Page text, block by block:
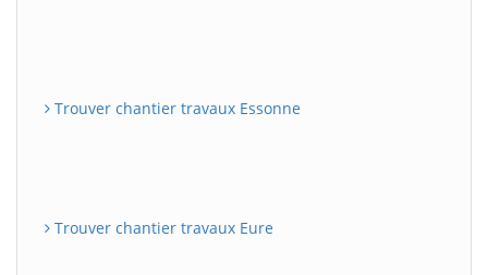
Trouver chantier travaux Essonne
Trouver chantier travaux Eure